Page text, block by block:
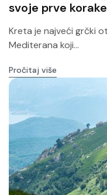
svoje prve korake
Kreta je najveći grčki
Mediterana koji...
Pročitaj više